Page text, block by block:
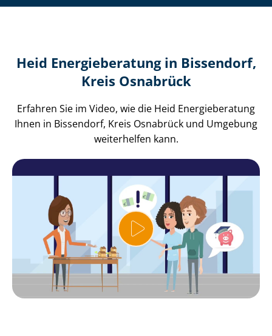
Heid Energieberatung in Bissendorf,
Kreis Osnabrück
Erfahren Sie im Video, wie die Heid Energieberatung
Ihnen in Bissendorf, Kreis Osnabrück und Umgebung
weiterhelfen kann.